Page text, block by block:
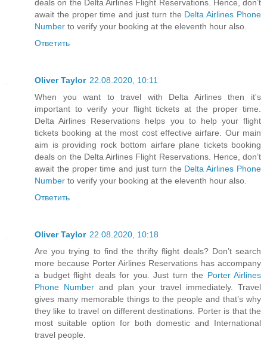
deals on the Delta Airlines Flight Reservations. Hence, don’t
await the proper time and just turn the Delta Airlines Phone
Number to verify your booking at the eleventh hour also.
Ответить
Oliver Taylor 22.08.2020, 10:11
When you want to travel with Delta Airlines then it's
important to verify your flight tickets at the proper time.
Delta Airlines Reservations helps you to help your flight
tickets booking at the most cost effective airfare. Our main
aim is providing rock bottom airfare plane tickets booking
deals on the Delta Airlines Flight Reservations. Hence, don’t
await the proper time and just turn the Delta Airlines Phone
Number to verify your booking at the eleventh hour also.
Ответить
Oliver Taylor 22.08.2020, 10:18
Are you trying to find the thrifty flight deals? Don’t search
more because Porter Airlines Reservations has accompany
a budget flight deals for you. Just turn the Porter Airlines
Phone Number and plan your travel immediately. Travel
gives many memorable things to the people and that’s why
they like to travel on different destinations. Porter is that the
most suitable option for both domestic and International
travel people.